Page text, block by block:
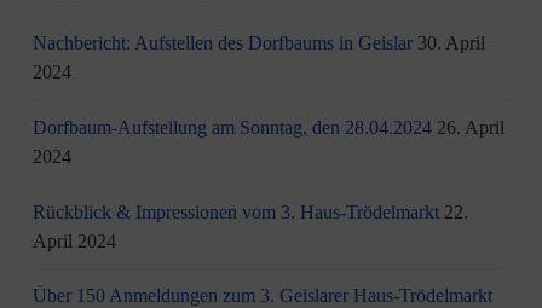
Nachbericht: Aufstellen des Dorfbaums in Geislar 30. April
2024
Dorfbaum-Aufstellung am Sonntag, den 28.04.2024 26. April
2024
Rückblick & Impressionen vom 3. Haus-Trödelmarkt 22.
April 2024
Über 150 Anmeldungen zum 3. Geislarer Haus-Trödelmarkt